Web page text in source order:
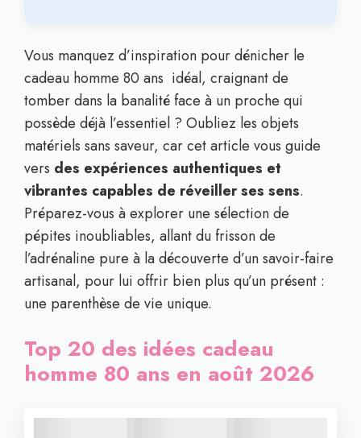
Vous manquez d’inspiration pour dénicher le
cadeau homme 80 ans idéal, craignant de
tomber dans la banalité face à un proche qui
possède déjà l’essentiel ? Oubliez les objets
matériels sans saveur, car cet article vous guide
vers des expériences authentiques et
vibrantes capables de réveiller ses sens.
Préparez-vous à explorer une sélection de
pépites inoubliables, allant du frisson de
l’adrénaline pure à la découverte d’un savoir-faire
artisanal, pour lui offrir bien plus qu’un présent :
une parenthèse de vie unique.
Top 20 des idées cadeau
homme 80 ans en août 2026